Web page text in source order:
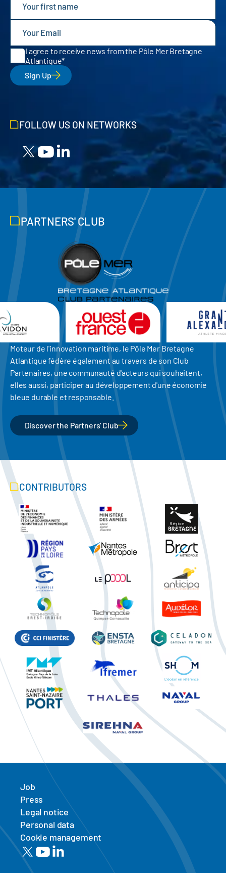
I agree to receive news from the Pôle Mer Bretagne
Atlantique
Sign Up
FOLLOW US ON NETWORKS
PARTNERS' CLUB
Moteur de l'innovation maritime, le Pôle Mer Bretagne
Atlantique fédère également au travers de son Club
Partenaires, une communauté d'acteurs qui souhaitent,
elles aussi, participer au développement d'une économie
bleue durable et responsable.
Discover the Partners' Club
CONTRIBUTORS
Job
Press
Legal notice
Personal data
Cookie management